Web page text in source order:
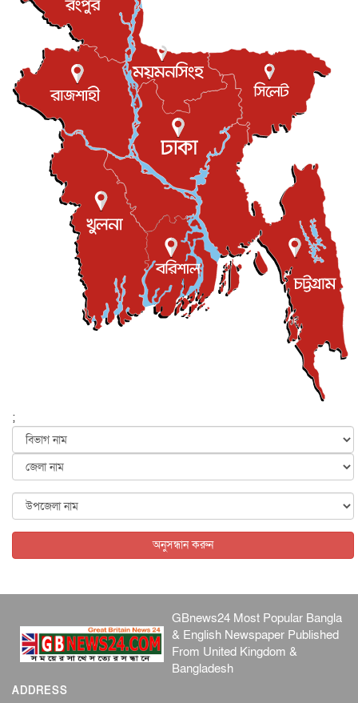
রিয়ালকে ‘না’ বলা রদ্রির জন্য বার্সার কাছে কত চাইল ম্যানসিটি
খেলাধুলা
শিল্পকলায় চলচ্চিত্র উৎসব, বিনা মূল্যে দেখা যাবে ৬ সিনেমা
বিনোদন ৮ আগস্ট, ২০২৬
ইস্ট লন্ডন মসজিদের জুমার খুতবা : “কুরআন হোক জীবন দেখার
ইসলাম ও জীবন
সিলেটের কন্যা মোহিনী রশিদ এনওয়াইপিডির উচ্চপদস্থ কর্মকর্তা
দেশজুড়ে ৬ আগস্ট, ২০২৬
আজ থেকে সবার জন্য উন্মুক্ত জুলাই স্মৃতি জাদুঘর
৬ আগস্ট, ২০২৬
ফের বন্যার আশঙ্কা, ১০ জেলায় সতর্কতা
জাতীয় ৬ আগস্ট, ২০২৬
জুলাইয়ের কৃতিত্ব নেওয়ার জন্য সবাই প্রতিযোগিতায় নেমেছে :
৬ আগস্ট, ২০২৬
ফ্যাসিবাদবিরোধী আন্দোলনে হত্যাকাণ্ডের বিচার হবে স্বচ্ছ, নিরপ...
আন্তর্জাতিক ৬ আগস্ট, ২০২৬
৬ আগস্ট, ২০২৬
;
অনুসন্ধান করুন
GBnews24 Most Popular Bangla
& English Newspaper Published
From United Kingdom &
Bangladesh
ADDRESS